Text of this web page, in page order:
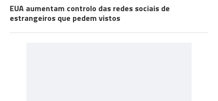
EUA aumentam controlo das redes sociais de
estrangeiros que pedem vistos